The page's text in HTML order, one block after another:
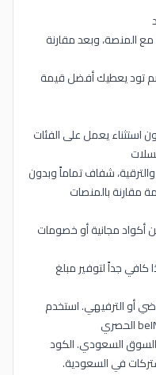
المنصة، وبعد مقارنة
تود يعطيك أفضل قيمة
بدون استثناء يعمل على الفئات
شفاف تماماً وبدون
بالمنصات
أكواد مجانية أو خصومات
هو 10%، وهذا كافي جداً لتوفير مبلغ
أو الترفيهي. استخدم
السعودي. الكود
في السعودية.